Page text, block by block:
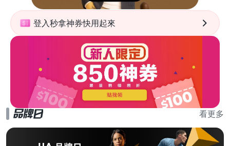
登入秒拿神券快用起來
看更多